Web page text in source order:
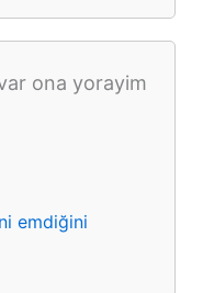
ona yorayim
emdiğini